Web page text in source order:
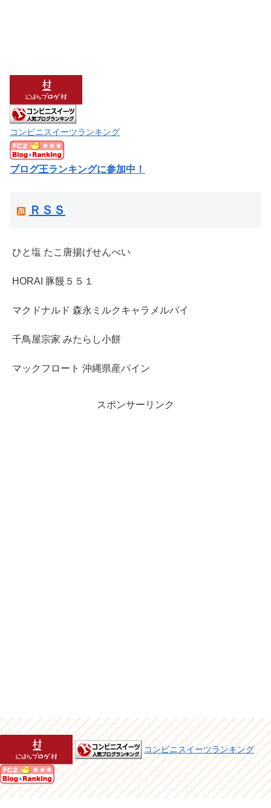
コンビニスイーツランキング
ブログ王ランキングに参加中！
ＲＳＳ
ひと塩 たこ唐揚げせんべい
HORAI 豚饅５５１
マクドナルド 森永ミルクキャラメルパイ
千鳥屋宗家 みたらし小餅
マックフロート 沖縄県産パイン
スポンサーリンク
コンビニスイーツランキング